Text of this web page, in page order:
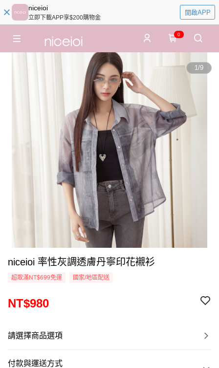
niceioi
立即下載APP享$200購物金
開啟APP
0
1/9
niceioi 率性灰調透膚丹寧印花襯衫
超取滿NT$699免運 國家/地區配送
NT$980
請選擇商品選項
付款與運送方式